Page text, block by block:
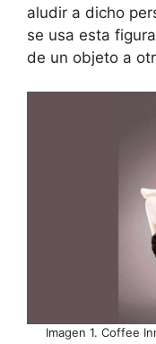
aludir a dicho
se usa esta
de un objeto a
Imagen 1. Coffee